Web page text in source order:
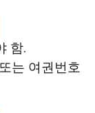
함.
는 여권번호